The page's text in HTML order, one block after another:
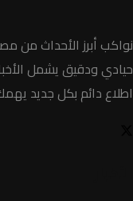
نواكب أبرز الأحداث من
حيادي ودقيق يشمل
اطلاع دائم بكل جديد